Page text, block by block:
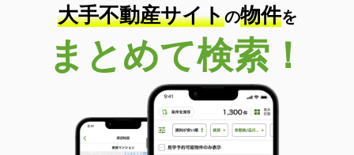
大手不動産サイトの物件を
まとめて検索！